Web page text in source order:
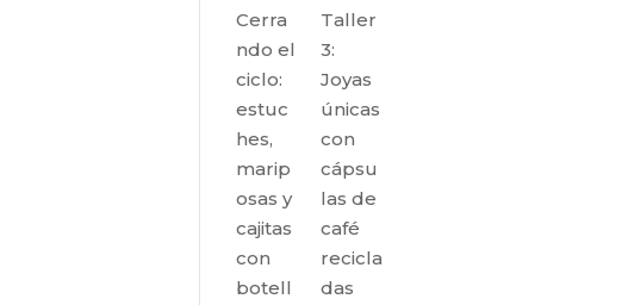
Cerra
ndo el
ciclo:
estuc
hes,
marip
osas y
cajitas
con
botell
Taller
3:
Joyas
únicas
con
cápsu
las de
café
recicla
das